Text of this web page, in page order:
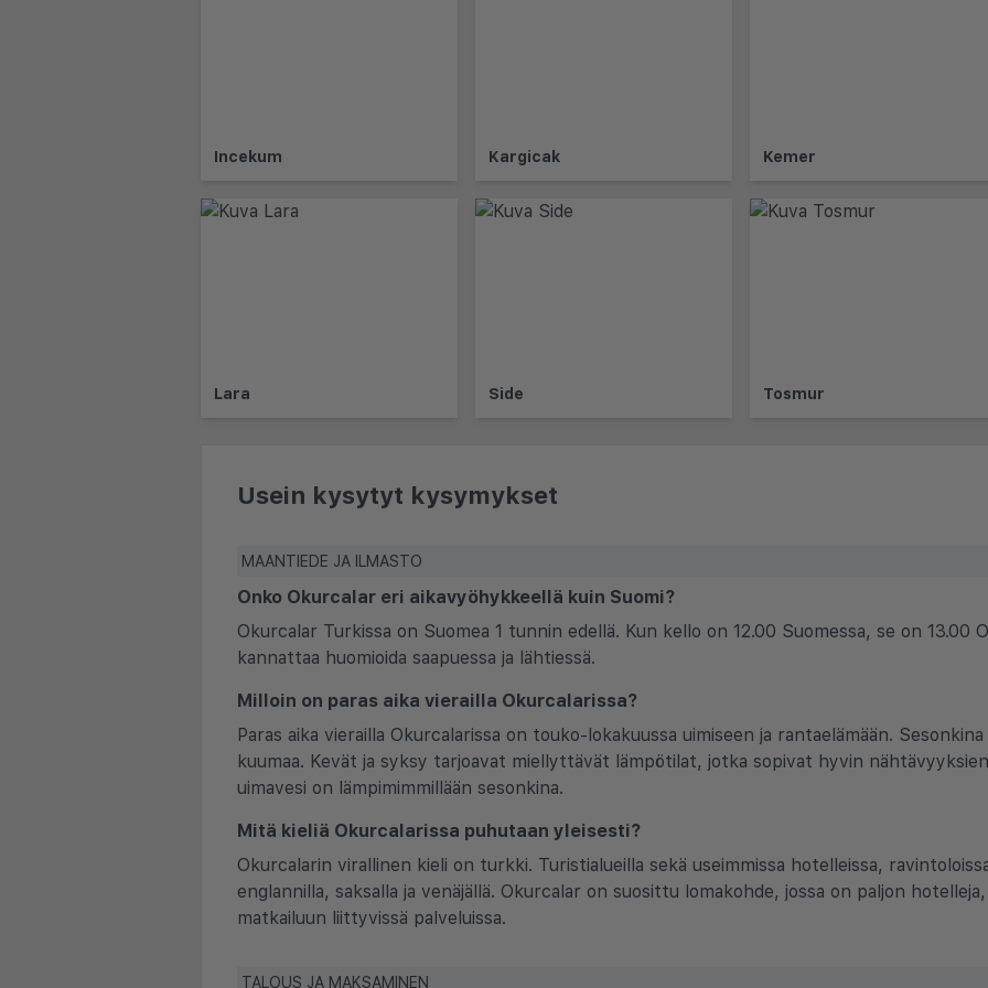
Incekum Kargicak Kemer
Lara Side Tosmur
Usein kysytyt kysymykset
MAANTIEDE JA ILMASTO
Onko Okurcalar eri aikavyöhykkeellä kuin Suomi?
Okurcalar Turkissa on Suomea 1 tunnin edellä. Kun kello on 12.00 Suomessa, se on 13.00
kannattaa huomioida saapuessa ja lähtiessä.
Milloin on paras aika vierailla Okurcalarissa?
Paras aika vierailla Okurcalarissa on touko-lokakuussa uimiseen ja rantaelämään.
kuumaa. Kevät ja syksy tarjoavat miellyttävät lämpötilat, jotka sopivat hyvin
uimavesi on lämpimimmillään sesonkina.
Mitä kieliä Okurcalarissa puhutaan yleisesti?
Okurcalarin virallinen kieli on turkki. Turistialueilla sekä useimmissa hotelleissa,
englannilla, saksalla ja venäjällä. Okurcalar on suosittu lomakohde, jossa on paljon
matkailuun liittyvissä palveluissa.
TALOUS JA MAKSAMINEN